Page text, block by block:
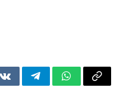
VKontakteTelegramWhatsApp
Copy